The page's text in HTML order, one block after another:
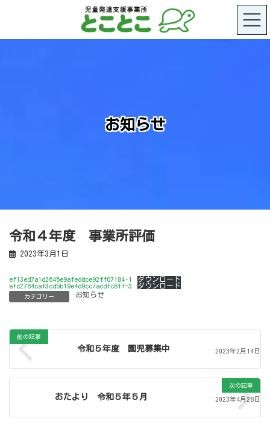
ツ
シ
お知らせ
令和４年度 事業所評価
2023年3月1日
ef13ed7a1d2645e9afeddce92ff07184-1
ダウンロード
efc2784caf3cd5b19e4d9cc7acdfc8ff-3
ダウンロード
カテゴリー お知らせ
前の記事
令和５年度 園児募集中 2023年2月14日
次の記事
おたより 令和５年５月 2023年4月28日